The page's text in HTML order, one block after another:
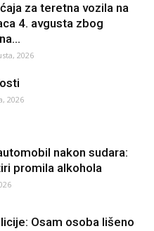
za teretna vozila na
4. avgusta zbog
2026
2026
nakon sudara:
promila alkohola
Osam osoba lišeno